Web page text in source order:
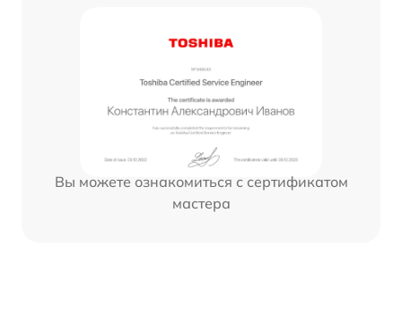
Вы можете ознакомиться с сертификатом
мастера